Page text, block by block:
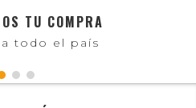
TU COMPRA
todo el país